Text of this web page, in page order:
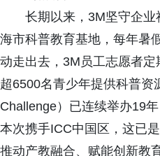
长期以来，3M坚守企
海市科普教育基地，每年暑
动走出去，3M员工志愿者
超6500名青少年提供科普资
Challenge）已连续举办19
本次携手ICC中国区，这已
推动产教融合、赋能创新教